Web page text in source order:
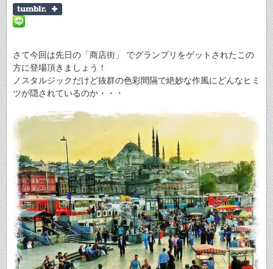
さて今回は先日の「商店街」 でグランプリをゲットされたこの
方に登場頂きましょう！
ノスタルジックだけど抜群の色彩間隔で絶妙な作風にどんなヒミ
ツが隠されているのか・・・